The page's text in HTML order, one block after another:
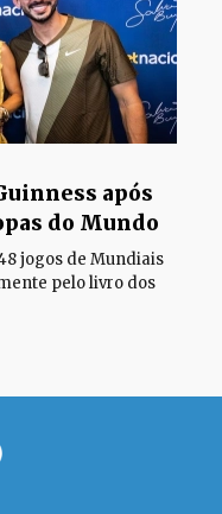
após
do Mundo
jogos de Mundiais
pelo livro dos